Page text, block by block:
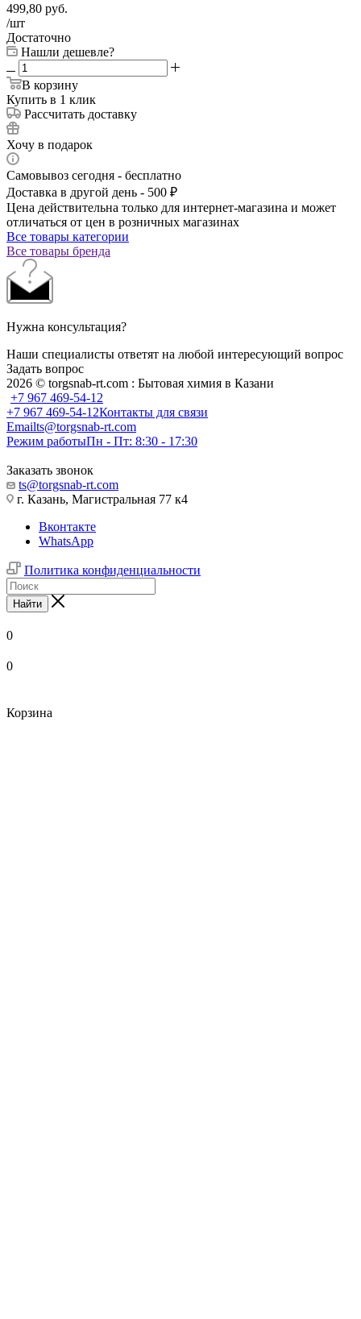
499,80 руб.
/шт
Достаточно
Нашли дешевле?
В корзину
Купить в 1 клик
Рассчитать доставку
Хочу в подарок
Самовывоз сегодня - бесплатно
Доставка в другой день - 500 ₽
Цена действительна только для интернет-магазина и может
отличаться от цен в розничных магазинах
Все товары категории
Все товары бренда
Нужна консультация?
Наши специалисты ответят на любой интересующий вопрос
Задать вопрос
2026 © torgsnab-rt.com : Бытовая химия в Казани
+7 967 469-54-12
+7 967 469-54-12Контакты для связи
Emailts@torgsnab-rt.com
Режим работыПн - Пт: 8:30 - 17:30
Заказать звонок
ts@torgsnab-rt.com
г. Казань, Магистральная 77 к4
Вконтакте
WhatsApp
Политика конфиденциальности
Найти
0
0
Корзина